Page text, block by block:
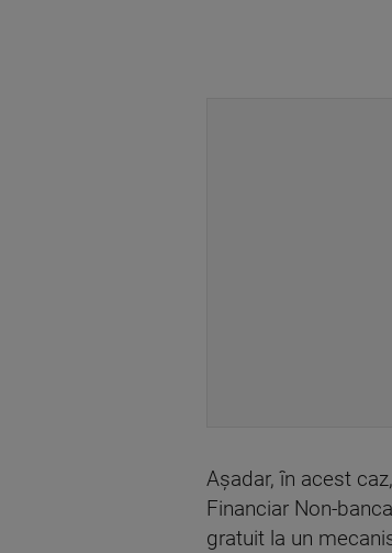
Așadar, în acest
Financiar Non-
gratuit la un